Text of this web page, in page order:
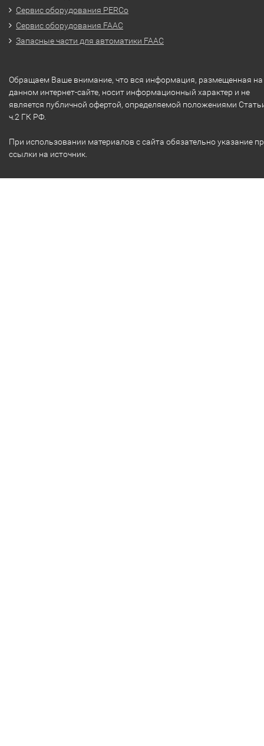
Сервис оборудования PERCo
Сервис оборудования FAAC
Запасные части для автоматики FAAC
Обращаем Ваше внимание, что вся информация, размещенная на
данном интернет-сайте, носит информационный характер и не
является публичной офертой, определяемой положениями
ч.2 ГК РФ.
При использовании материалов с сайта обязательно указание
ссылки на источник.